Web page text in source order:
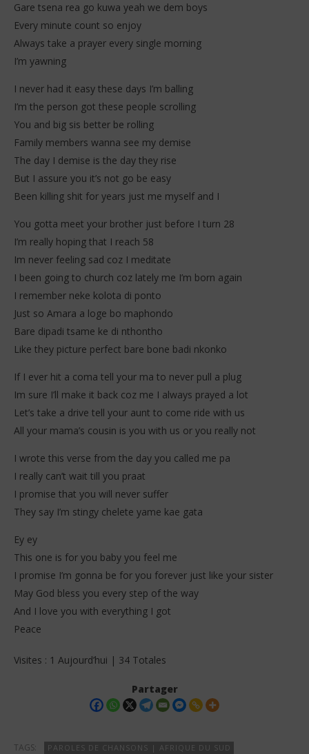
Gare tsena rea go kuwa yeah we dem boys
Every minute count so enjoy
Always take a prayer every single morning
I’m yawning
I never had it easy these days I’m balling
I’m the person got these people scrolling
You and big sis better be rolling
Family members wanna see my demise
The day I demise is the day they rise
But I assure you it’s not go be easy
Been killing shit for years just me myself and I
You gotta meet your brother just before I turn 28
I’m really hoping that I reach 58
Im never feeling sad coz I meditate
I been going to church coz lately me I’m born again
I remember neke kolota di ponto
Just so Amara a loge bo maphondo
Bare dipadi tsame ke di nthontho
Like they picture perfect bare bone badi nkonko
If I ever hit a coma tell your ma to never pull a plug
Im sure I’ll make it back coz me I always prayed a lot
Let’s take a drive tell your aunt to come ride with us
All your mama’s cousin is you with us or you really not
I wrote this verse from the day you called me pa
I really can’t wait till you praat
I promise that you will never suffer
They say I’m stingy chelete yame kae gata
Ey ey
This one is for you baby you feel me
I promise I’m gonna be for you forever just like your sister
May God bless you every step of the way
And I love you with everything I got
Peace
Visites : 1 Aujourd’hui | 34 Totales
Partager
TAGS: PAROLES DE CHANSONS | AFRIQUE DU SUD